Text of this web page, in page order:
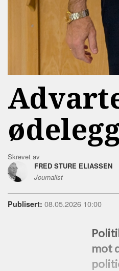
Skrevet av
FRED STURE ELIASSEN
Journalist
Publisert: 08.05.2026 10:00
mot